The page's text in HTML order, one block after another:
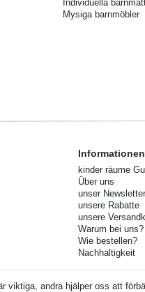
Individuella
Mysiga barnmöbler
Informationen
kinder räume
Über uns
unser Newsletter
unsere Rabatte
unsere
Warum bei uns?
Wie bestellen?
Nachhaltigkeit
viktiga, andra hjälper oss att